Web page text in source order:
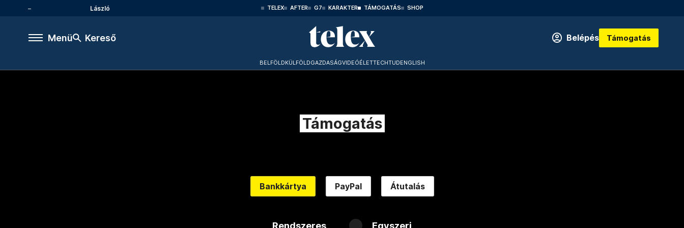
László TELEX AFTER G7 KARAKTER TÁMOGATÁS SHOP
Menü Kereső Belépés Támogatás
BELFÖLDKÜLFÖLDGAZDASÁGVIDEÓÉLETTECHTUDENGLISH
Támogatás
Bankkártya PayPal Átutalás
Rendszeres Egyszeri